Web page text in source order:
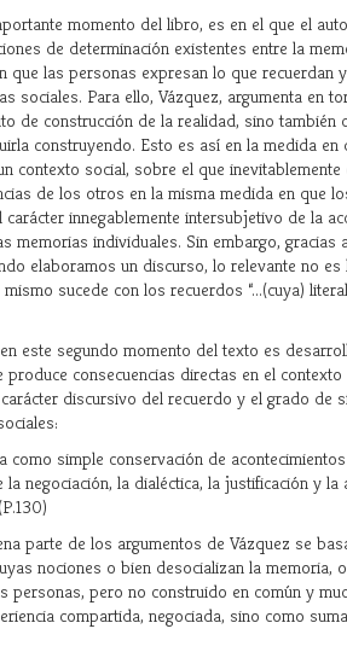
momento del libro, es en el que el
de determinación existentes entre la
que las personas expresan lo que recuerdan
sociales. Para ello, Vázquez, argumenta en
de construcción de la realidad, sino también
construyendo. Esto es así en la medida en
contexto social, sobre el que
de los otros en la misma medida en que
innegablemente intersubjetivo de la
memorias individuales. Sin embargo, gracias
elaboramos un discurso, lo relevante no
sucede con los recuerdos “...(cuya)
este segundo momento del texto es
consecuencias directas en el
discursivo del recuerdo y el grado de
como simple conservación de
negociación, la dialéctica, la justificación y la
parte de los argumentos de Vázquez se
nociones o bien desocializan la memoria,
personas, pero no construido en común y
compartida, negociada, sino como